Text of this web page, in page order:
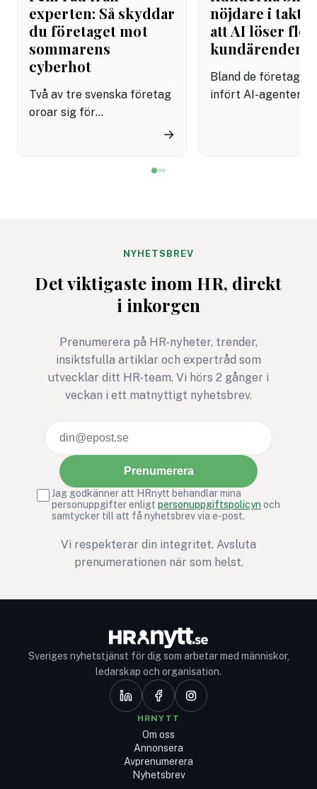
experten: Så skyddar
du företaget mot
sommarens
cyberhot
Två av tre svenska företag
oroar sig för
innebär semestertider med
fem bästa tips för ett
säkrare sommarkontor.
→
nöjdare i takt
att AI löser fler
kundärenden
Bland de företag
infört AI-agenter i
NYHETSBREV
Det viktigaste inom HR, direkt
i inkorgen
Prenumerera på HR-nyheter, trender,
insiktsfulla artiklar och expertråd som
utvecklar ditt HR-team. Vi hörs 2 gånger i
veckan i ett matnyttigt nyhetsbrev.
Prenumerera
Jag godkänner att HRnytt behandlar mina
personuppgifter enligt personuppgiftspolicyn och
samtycker till att få nyhetsbrev via e-post.
Vi respekterar din integritet. Avsluta
prenumerationen när som helst.
Sveriges nyhetstjänst för dig som arbetar med människor,
ledarskap och organisation.
HRNYTT
Om oss
Annonsera
Avprenumerera
Nyhetsbrev